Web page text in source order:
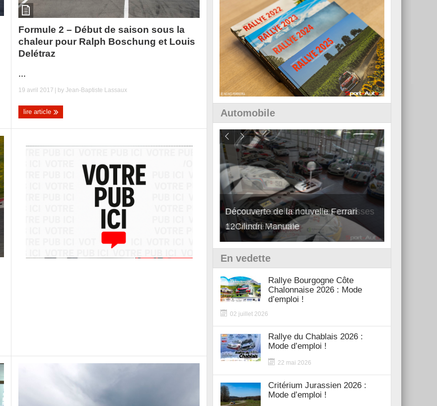
Formule 2 – Début de saison sous la
chaleur pour Ralph Boschung et Louis
Delétraz
...
19 avril 2017 | byJean-Baptiste Lassaux
lire article Automobile
Reportage exclusif dans les coulisses
du Musée Porsche
Découverte de la nouvelle Ferrari
12Cilindri Manuale
En vedette
Rallye Bourgogne Côte
Chalonnaise 2026 : Mode
d’emploi !
02 juillet 2026
Rallye du Chablais 2026 :
Mode d’emploi !
22 mai 2026
Critérium Jurassien 2026 :
Mode d’emploi !